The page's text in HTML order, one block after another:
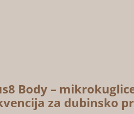
Body –
za dubinsko